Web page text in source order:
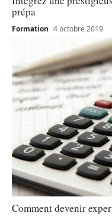
prépa
Formation 4 octobre 2019
Comment devenir